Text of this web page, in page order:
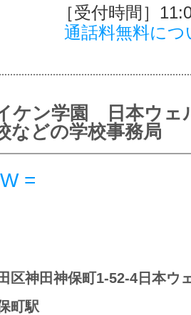
［受付時間］
通話料無料につ
ケン学園 日本ウェ
などの学校事務局
W =
町駅